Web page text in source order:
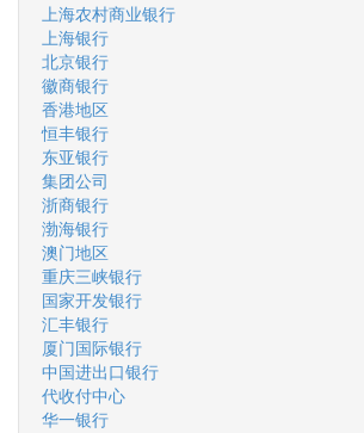
上海农村商业银行
上海银行
北京银行
徽商银行
香港地区
恒丰银行
东亚银行
集团公司
浙商银行
渤海银行
澳门地区
重庆三峡银行
国家开发银行
汇丰银行
厦门国际银行
中国进出口银行
代收付中心
华一银行